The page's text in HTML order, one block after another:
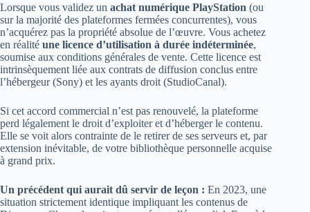
Lorsque vous validez un achat numérique PlayStation (ou
sur la majorité des plateformes fermées concurrentes), vous
n’acquérez pas la propriété absolue de l’œuvre. Vous achetez
en réalité une licence d’utilisation à durée indéterminée,
soumise aux conditions générales de vente. Cette licence est
intrinsèquement liée aux contrats de diffusion conclus entre
l’hébergeur (Sony) et les ayants droit (StudioCanal).
Si cet accord commercial n’est pas renouvelé, la plateforme
perd légalement le droit d’exploiter et d’héberger le contenu.
Elle se voit alors contrainte de le retirer de ses serveurs et, par
extension inévitable, de votre bibliothèque personnelle acquise
à grand prix.
Un précédent qui aurait dû servir de leçon : En 2023, une
situation strictement identique impliquant les contenus de